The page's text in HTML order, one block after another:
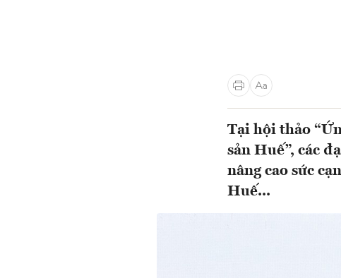
Tại hội thảo
sản Huế”, các
nâng cao sức
Huế...